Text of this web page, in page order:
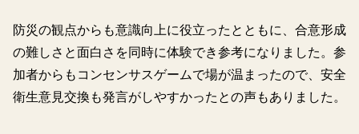
防災の観点からも意識向上に役立ったとともに、合意形成
の難しさと面白さを同時に体験でき参考になりました。参
加者からもコンセンサスゲームで場が温まったので、安全
衛生意見交換も発言がしやすかったとの声もありました。